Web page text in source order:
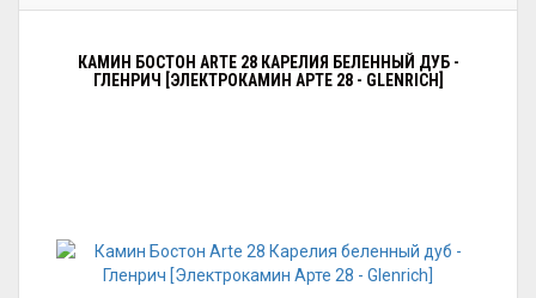
КАМИН БОСТОН ARTE 28 КАРЕЛИЯ БЕЛЕННЫЙ ДУБ -
ГЛЕНРИЧ [ЭЛЕКТРОКАМИН АРТЕ 28 - GLENRICH]